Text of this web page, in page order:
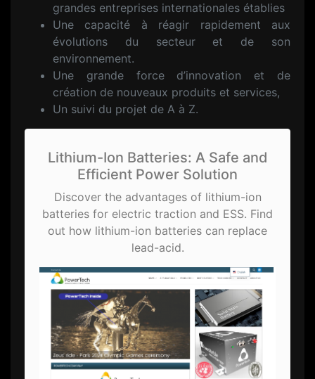
grandes entreprises internationales établies
Une capacité à réagir rapidement aux
évolutions du secteur et de son
environnement.
Une grande force d’innovation et de
création de nouveaux produits et services,
Un suivi du projet de A à Z.
Lithium-Ion Batteries: A Safe and
Efficient Power Solution
Discover the advantages of lithium-ion
batteries for electric traction and ESS. Find
out how lithium-ion batteries can replace
lead-acid.